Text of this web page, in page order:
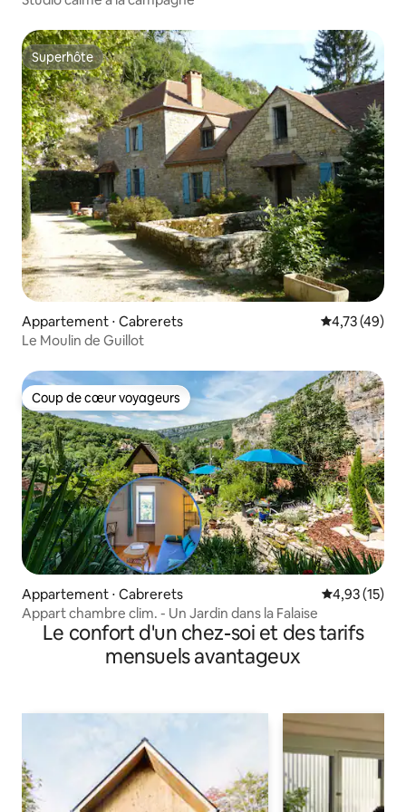
Superhôte
Superhôte
Appartement ⋅ Cabrerets Évaluation
4,73 (49)
Le Moulin de Guillot
Coup de cœur voyageurs
Coup de cœur voyageurs
Appartement ⋅ Cabrerets Évaluation
4,93 (15)
Appart chambre clim. - Un Jardin dans la Falaise
Le confort d'un chez-soi et des tarifs
mensuels avantageux